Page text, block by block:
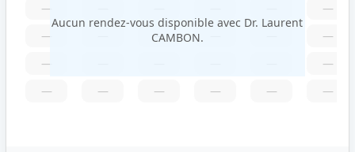
—
—
—
—
—
—
—
—
—
—
—
—
—
Aucun rendez-vous disponible avec Dr. Laurent
CAMBON.